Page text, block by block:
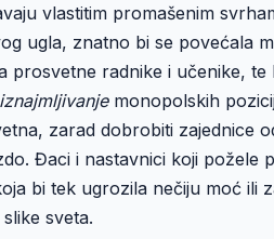
vlastitim promašenim
ugla, znatno bi se povećala
prosvetne radnike i učenike,
iznajmljivanjemonopolskih
zarad dobrobiti zajednice
Đaci i nastavnici koji požele
bi tek ugrozila nečiju moć ili
sveta.